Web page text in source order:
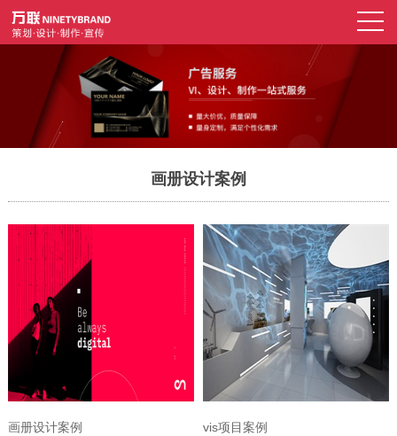
画册设计案例
画册设计案例 vis项目案例